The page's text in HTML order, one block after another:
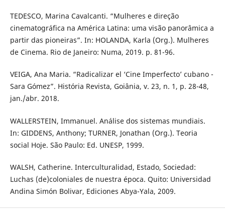
TEDESCO, Marina Cavalcanti. “Mulheres e direção
cinematográfica na América Latina: uma visão panorâmica a
partir das pioneiras”. In: HOLANDA, Karla (Org.). Mulheres
de Cinema. Rio de Janeiro: Numa, 2019. p. 81-96.
VEIGA, Ana Maria. “Radicalizar el ‘Cine Imperfecto’ cubano -
Sara Gómez”. História Revista, Goiânia, v. 23, n. 1, p. 28-48,
jan./abr. 2018.
WALLERSTEIN, Immanuel. Análise dos sistemas mundiais.
In: GIDDENS, Anthony; TURNER, Jonathan (Org.). Teoria
social Hoje. São Paulo: Ed. UNESP, 1999.
WALSH, Catherine. Interculturalidad, Estado, Sociedad:
Luchas (de)coloniales de nuestra época. Quito: Universidad
Andina Simón Bolivar, Ediciones Abya-Yala, 2009.